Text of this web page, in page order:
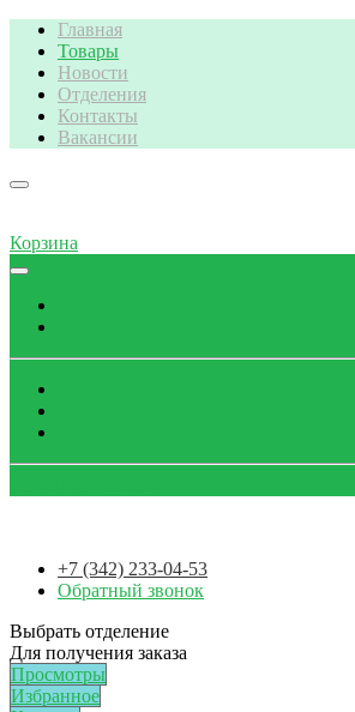
Главная
Товары
Новости
Отделения
Контакты
Вакансии
Корзина
+7 (342) 233-04-53
Обратный звонок
Выбрать отделение
Для получения заказа
Просмотры
Избранное